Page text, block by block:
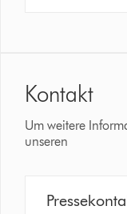
Kontakt
Um weitere
unseren